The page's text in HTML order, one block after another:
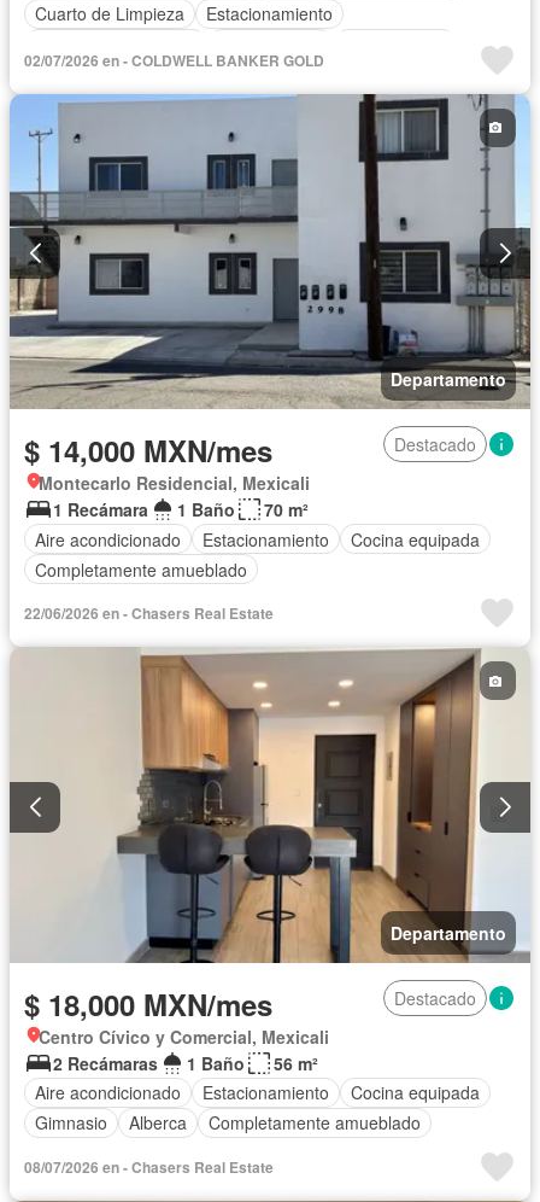
Cuarto de Limpieza
Estacionamiento
02/07/2026 en - COLDWELL BANKER GOLD
Departamento
$ 14,000 MXN/mes
Destacado
Montecarlo Residencial, Mexicali
1 Recámara
1 Baño
70 m²
Aire acondicionado
Estacionamiento
Cocina equipada
Completamente amueblado
22/06/2026 en - Chasers Real Estate
Departamento
$ 18,000 MXN/mes
Destacado
Centro Cívico y Comercial, Mexicali
2 Recámaras
1 Baño
56 m²
Aire acondicionado
Estacionamiento
Cocina equipada
Gimnasio
Alberca Completamente amueblado
08/07/2026 en - Chasers Real Estate